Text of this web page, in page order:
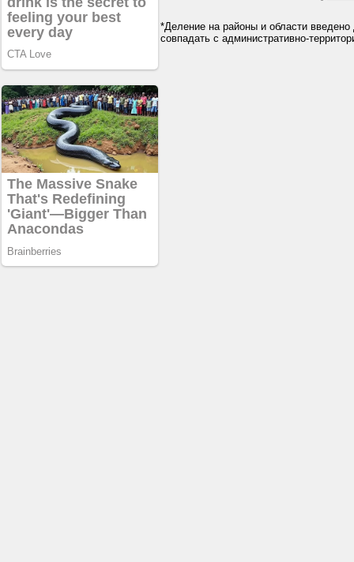
*Деление на районы и области введено
совпадать с административно-